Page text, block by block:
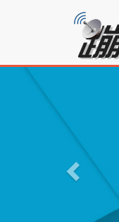
蹦
新
聞
v
o